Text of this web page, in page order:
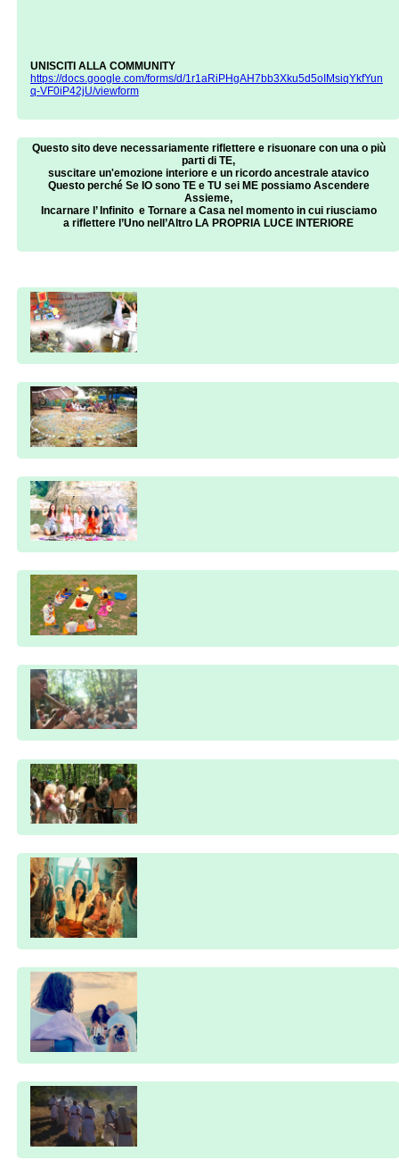
UNISCITI ALLA COMMUNITY
https://docs.google.com/forms/d/1r1aRiPHgAH7bb3Xku5d5oIMsiqYkfYun
q-VF0iP42jU/viewform
Questo sito deve necessariamente riflettere e risuonare con una o più
parti di TE,
suscitare un'emozione interiore e un ricordo ancestrale atavico
Q‌uesto perché Se IO sono TE e TU sei ME ‌possiamo Ascendere
Assieme,
Incarnare l’ Infinito ‌ e Tornare a Casa nel momento in cui riusciamo
a riflettere ‌l’Uno nell’Altro ‌LA PROPRIA LUCE INTERIORE